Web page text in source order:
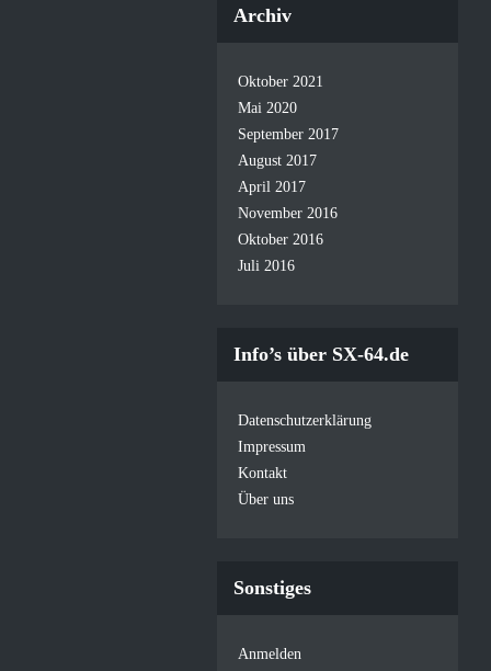
Archiv
Oktober 2021
Mai 2020
September 2017
August 2017
April 2017
November 2016
Oktober 2016
Juli 2016
Info’s über SX-64.de
Datenschutzerklärung
Impressum
Kontakt
Über uns
Sonstiges
Anmelden